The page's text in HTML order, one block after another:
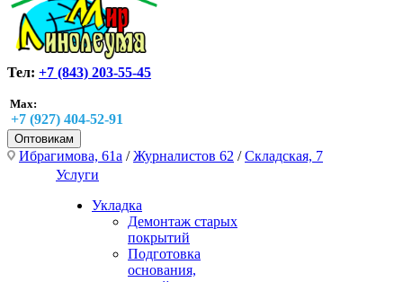
Тел: +7 (843) 203-55-45
Max:
+7 (927) 404-52-91
Оптовикам
Ибрагимова, 61а /Журналистов 62 /Складская, 7
Услуги
Укладка
Демонтаж старых
покрытий
Подготовка
основания,